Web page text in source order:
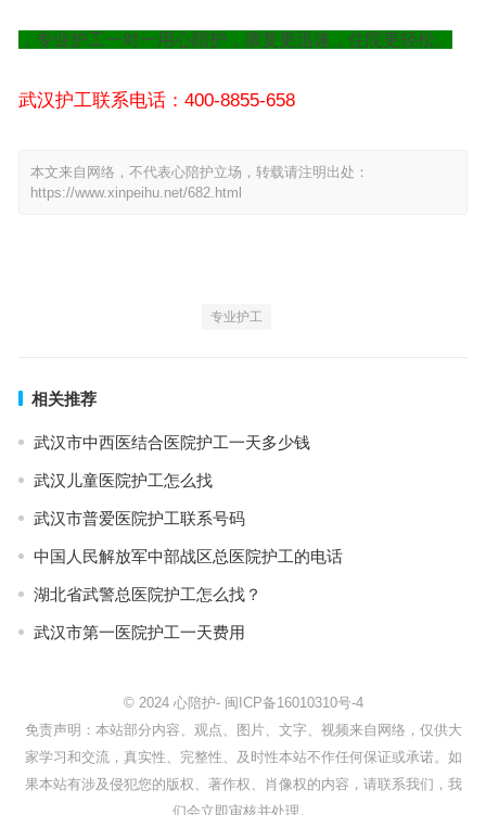
，专业护工一对一用心陪护，康复更迅速，住院更轻松。
武汉护工联系电话：400-8855-658
本文来自网络，不代表心陪护立场，转载请注明出处：
https://www.xinpeihu.net/682.html
专业护工
相关推荐
武汉市中西医结合医院护工一天多少钱
武汉儿童医院护工怎么找
武汉市普爱医院护工联系号码
中国人民解放军中部战区总医院护工的电话
湖北省武警总医院护工怎么找？
武汉市第一医院护工一天费用
© 2024 心陪护- 闽ICP备16010310号-4
免责声明：本站部分内容、观点、图片、文字、视频来自网络，仅供大
家学习和交流，真实性、完整性、及时性本站不作任何保证或承诺。如
果本站有涉及侵犯您的版权、著作权、肖像权的内容，请联系我们，我
们会立即审核并处理。